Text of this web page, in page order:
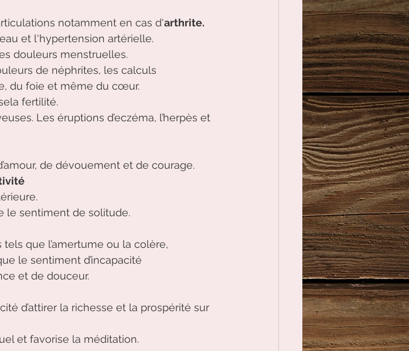
notamment en cas d'arthrite.
et l'hypertension artérielle.
douleurs menstruelles.
de néphrites, les calculs
du foie et même du cœur.
fertilité.
Les éruptions d’eczéma, l’herpès et
de dévouement et de courage.
le sentiment de solitude.
que l’amertume ou la colère,
le sentiment d’incapacité
et de douceur.
et favorise la méditation.